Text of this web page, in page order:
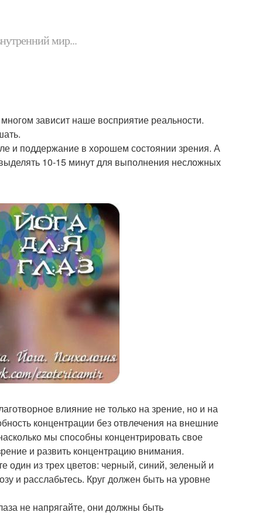
мир...
зависит наше восприятие реальности.
и поддержание в хорошем состоянии зрения. А
10-15 минут для выполнения несложных
влияние не только на зрение, но и на
концентрации без отвлечения на внешние
мы способны концентрировать свое
и развить концентрацию внимания.
один из трех цветов: черный, синий, зеленый и
и расслабьтесь. Круг должен быть на уровне
не напрягайте, они должны быть